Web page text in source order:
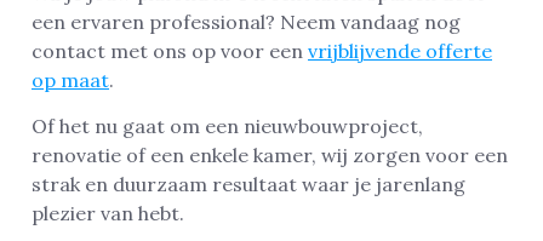
een ervaren professional? Neem vandaag nog
contact met ons op voor een vrijblijvende offerte
op maat.
Of het nu gaat om een nieuwbouwproject,
renovatie of een enkele kamer, wij zorgen voor een
strak en duurzaam resultaat waar je jarenlang
plezier van hebt.